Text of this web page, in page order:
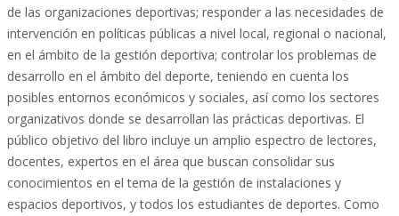
de las organizaciones deportivas; responder a las necesidades de
intervención en políticas públicas a nivel local, regional o nacional,
en el ámbito de la gestión deportiva; controlar los problemas de
desarrollo en el ámbito del deporte, teniendo en cuenta los
posibles entornos económicos y sociales, así como los sectores
organizativos donde se desarrollan las prácticas deportivas. El
público objetivo del libro incluye un amplio espectro de lectores,
docentes, expertos en el área que buscan consolidar sus
conocimientos en el tema de la gestión de instalaciones y
espacios deportivos, y todos los estudiantes de deportes. Como